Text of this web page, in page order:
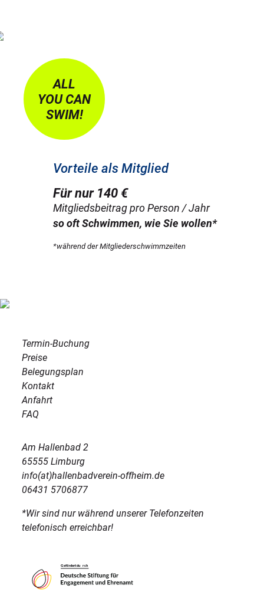
Vorteile als Mitglied
Für nur 140 €
Mitgliedsbeitrag pro Person / Jahr
so oft Schwimmen, wie Sie wollen*
*während der Mitgliederschwimmzeiten
ALL
YOU CAN
SWIM!
Termin-Buchung
Preise
Belegungsplan
Kontakt
Anfahrt
FAQ
Am Hallenbad 2
65555 Limburg
info(at)hallenbadverein-offheim.de
06431 5706877
*Wir sind nur während unserer Telefonzeiten
telefonisch erreichbar!